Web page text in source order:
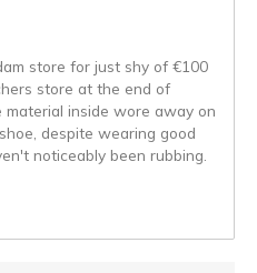
store for just shy of €100
store at the end of
inside wore away on
despite wearing good
noticeably been rubbing.